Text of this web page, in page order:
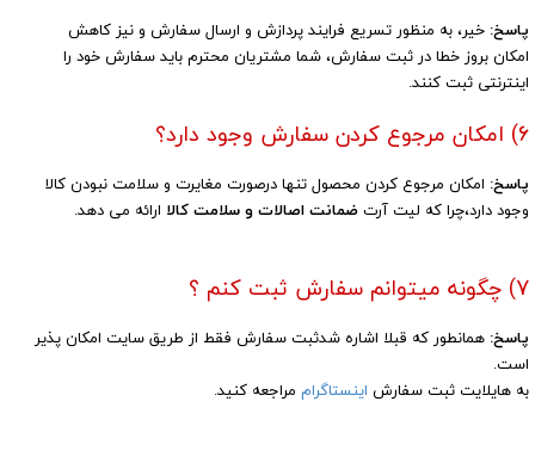
پاسخ: خیر، به منظور تسریع فرایند پردازش و ارسال سفارش و نیز کاهش
امکان بروز خطا در ثبت سفارش، شما مشتریان محترم ‏باید سفارش خود را
اینترنتی ثبت کنند.
پاسخ: امکان مرجوع کردن محصول تنها درصورت مغایرت و سلامت نبودن کالا
وجود دارد،چرا که لیت آرت ضمانت اصالات و سلامت کالا ارائه می دهد.
6) امکان مرجوع کردن سفارش وجود دارد؟
7) چگونه میتوانم سفارش ثبت کنم ؟
پاسخ: همانطور که قبلا اشاره شدثبت سفارش فقط از طریق سایت امکان پذیر
است.
به هایلایت ثبت سفارش اینستاگرام مراجعه کنید.